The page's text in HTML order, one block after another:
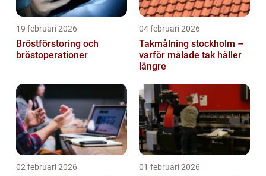
19 februari 2026
Bröstförstoring och
bröstoperationer
04 februari 2026
Takmålning stockholm –
varför målade tak håller
längre
02 februari 2026 01 februari 2026